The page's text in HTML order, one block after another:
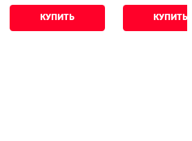
КУПИТЬ КУПИТЬ